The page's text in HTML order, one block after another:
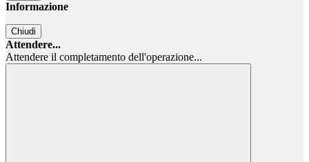
Informazione
Chiudi
Attendere...
Attendere il completamento dell'operazione...